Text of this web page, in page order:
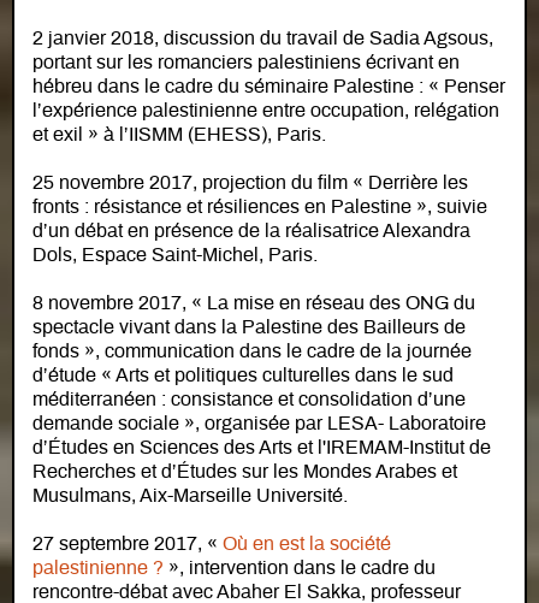
2 janvier 2018, discussion du travail de Sadia Agsous,
portant sur les romanciers palestiniens écrivant en
hébreu dans le cadre du séminaire Palestine : « Penser
l’expérience palestinienne entre occupation, relégation
et exil » à l’IISMM (EHESS), Paris.
25 novembre 2017, projection du film « Derrière les
fronts : résistance et résiliences en Palestine », suivie
d’un débat en présence de la réalisatrice Alexandra
Dols, Espace Saint-Michel, Paris.
8 novembre 2017, « La mise en réseau des ONG du
spectacle vivant dans la Palestine des Bailleurs de
fonds », communication dans le cadre de la journée
d’étude « Arts et politiques culturelles dans le sud
méditerranéen : consistance et consolidation d’une
demande sociale », organisée par LESA- Laboratoire
d’Études en Sciences des Arts et l'IREMAM-Institut de
Recherches et d’Études sur les Mondes Arabes et
Musulmans, Aix-Marseille Université.
27 septembre 2017, « Où en est la société
palestinienne ? », intervention dans le cadre du
rencontre-débat avec Abaher El Sakka, professeur